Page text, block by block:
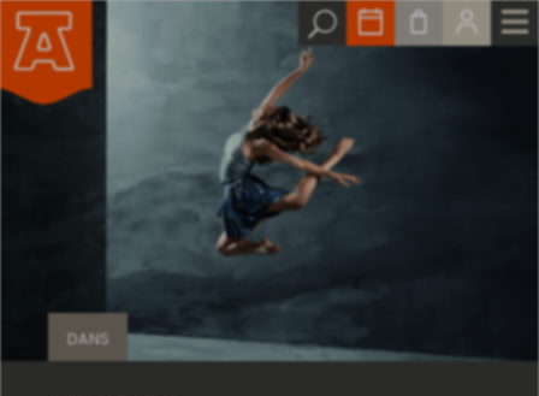
DANS